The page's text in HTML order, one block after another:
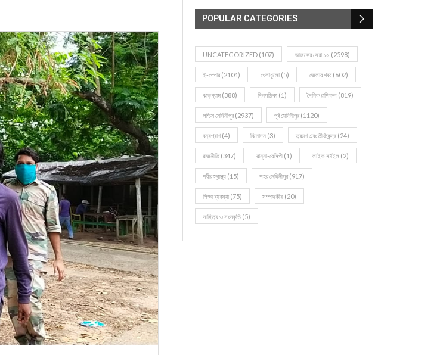
POPULAR CATEGORIES
UNCATEGORIZED (107) আজকের সেরা ১০ (2598)
ই-পেপার (2104) খেলাধূলো (5) জেলার খবর (602)
ঝাড়গ্রাম (388) দিনপঞ্জিকা (1) দৈনিক রাশিফল (819)
পশ্চিম মেদিনীপুর (2937) পূর্ব মেদিনীপুর (1120)
বন্যপ্রাণ (4) বিনোদন (3) ভ্রমণ এবং তীর্থকেন্দ্র (24)
রাজনীতি(347) রান্না-রেসিপী (1) লাইফ স্টাইল (2)
শরীর স্বাস্থ্য (15) শহর মেদিনীপুর (917)
শিক্ষা ব্যবস্থা (75) সম্পাদকীয় (20)
সাহিত্য ও সংস্কৃতি(5)